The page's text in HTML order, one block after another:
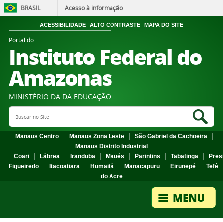
BRASIL Acesso à informação
ACESSIBILIDADE ALTO CONTRASTE MAPA DO SITE
Portal do
Instituto Federal do
Amazonas
MINISTÉRIO DA DA EDUCAÇÃO
Search Site
Manaus Centro Manaus Zona Leste
São Gabriel da Cachoeira
Manaus Distrito Industrial
Coari
Lábrea Iranduba Maués Parintins Tabatinga
Figueiredo
Itacoatiara Humaitá Manacapuru Eirunepé
Tefé
do Acre